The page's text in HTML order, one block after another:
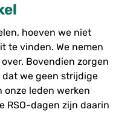
hoeven we niet
te vinden. We nemen
Bovendien zorgen
dat we geen strijdige
onze leden werken
RSO-dagen zijn daarin